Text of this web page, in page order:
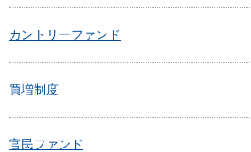
カントリーファンド
買増制度
官民ファンド